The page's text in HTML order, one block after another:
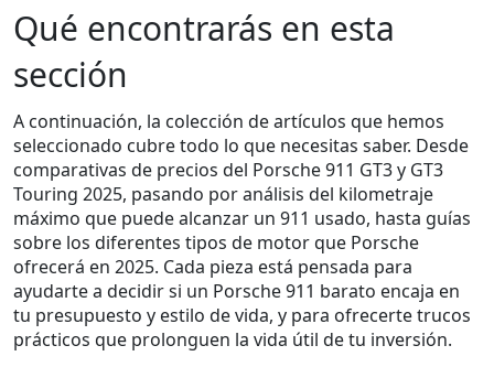
Qué encontrarás en esta
sección
A continuación, la colección de artículos que hemos
seleccionado cubre todo lo que necesitas saber. Desde
comparativas de precios del Porsche 911 GT3 y GT3
Touring 2025, pasando por análisis del kilometraje
máximo que puede alcanzar un 911 usado, hasta guías
sobre los diferentes tipos de motor que Porsche
ofrecerá en 2025. Cada pieza está pensada para
ayudarte a decidir si un Porsche 911 barato encaja en
tu presupuesto y estilo de vida, y para ofrecerte trucos
prácticos que prolonguen la vida útil de tu inversión.